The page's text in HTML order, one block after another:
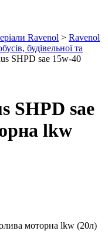
Ravenol > Ravenol
будівельної та
SHPD sae 15w-40
SHPD sae
lkw
моторна lkw (20л)